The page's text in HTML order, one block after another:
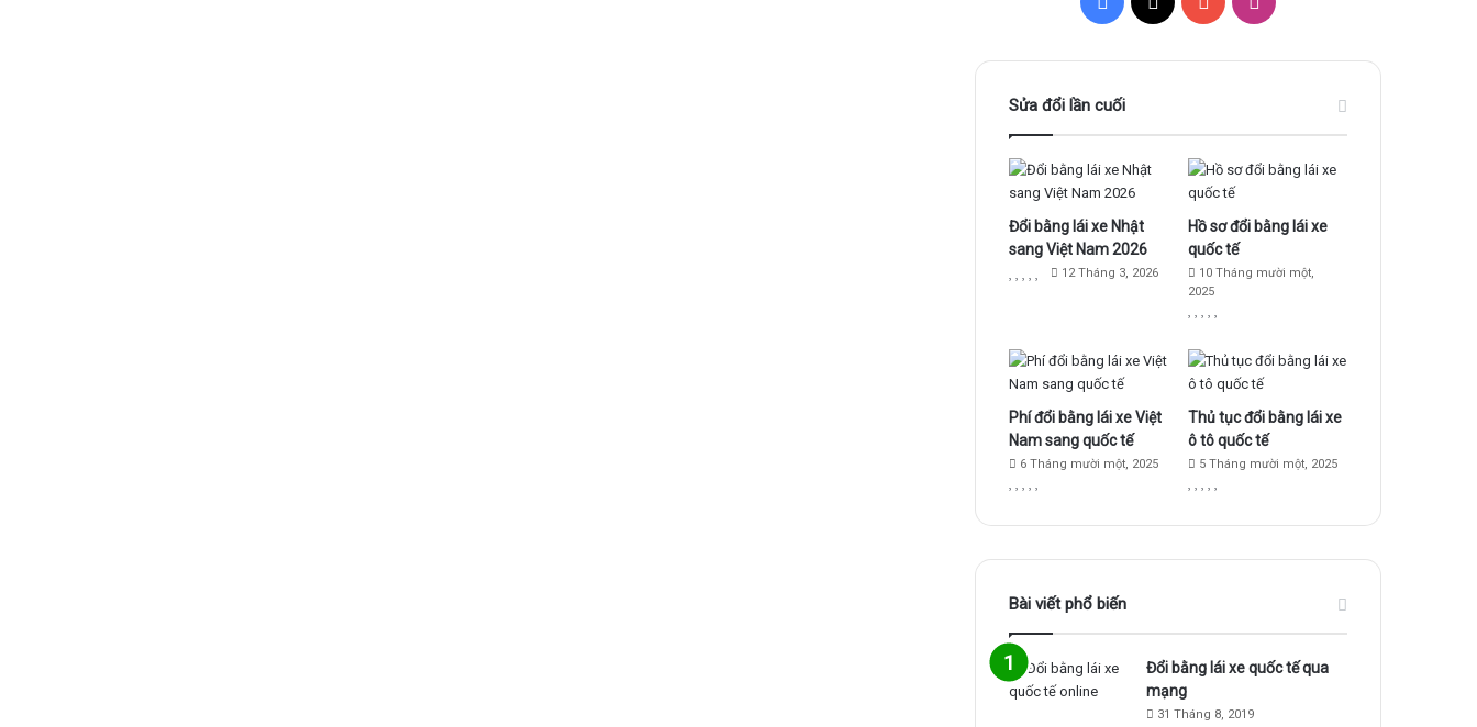
e
b
o
o
T
u
b
e
t
a
g
r
m
Sửa đổi lần cuối
Đổi bằng lái xe Nhật
sang Việt Nam 2026
12 Tháng 3, 2026
Hồ sơ đổi bằng lái xe
quốc tế
10 Tháng mười một,
2025
Phí đổi bằng lái xe Việt
Nam sang quốc tế
6 Tháng mười một, 2025
Thủ tục đổi bằng lái xe
ô tô quốc tế
5 Tháng mười một, 2025
Bài viết phổ biến
Đổi bằng lái xe quốc tế qua
mạng
31 Tháng 8, 2019